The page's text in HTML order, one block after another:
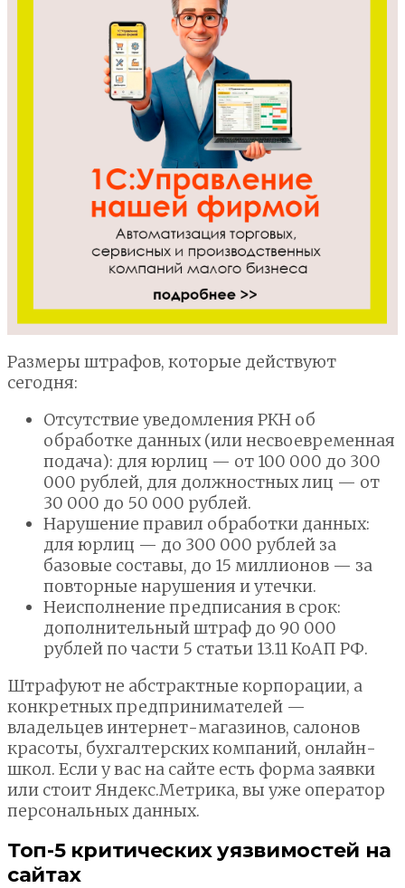
Размеры штрафов, которые действуют
сегодня:
Отсутствие уведомления РКН об
обработке данных (или несвоевременная
подача): для юрлиц — от 100 000 до 300
000 рублей, для должностных лиц — от
30 000 до 50 000 рублей.
Нарушение правил обработки данных:
для юрлиц — до 300 000 рублей за
базовые составы, до 15 миллионов — за
повторные нарушения и утечки.
Неисполнение предписания в срок:
дополнительный штраф до 90 000
рублей по части 5 статьи 13.11 КоАП РФ.
Штрафуют не абстрактные корпорации, а
конкретных предпринимателей —
владельцев интернет-магазинов, салонов
красоты, бухгалтерских компаний, онлайн-
школ. Если у вас на сайте есть форма заявки
или стоит Яндекс.Метрика, вы уже оператор
персональных данных.
Топ-5 критических уязвимостей на
сайтах